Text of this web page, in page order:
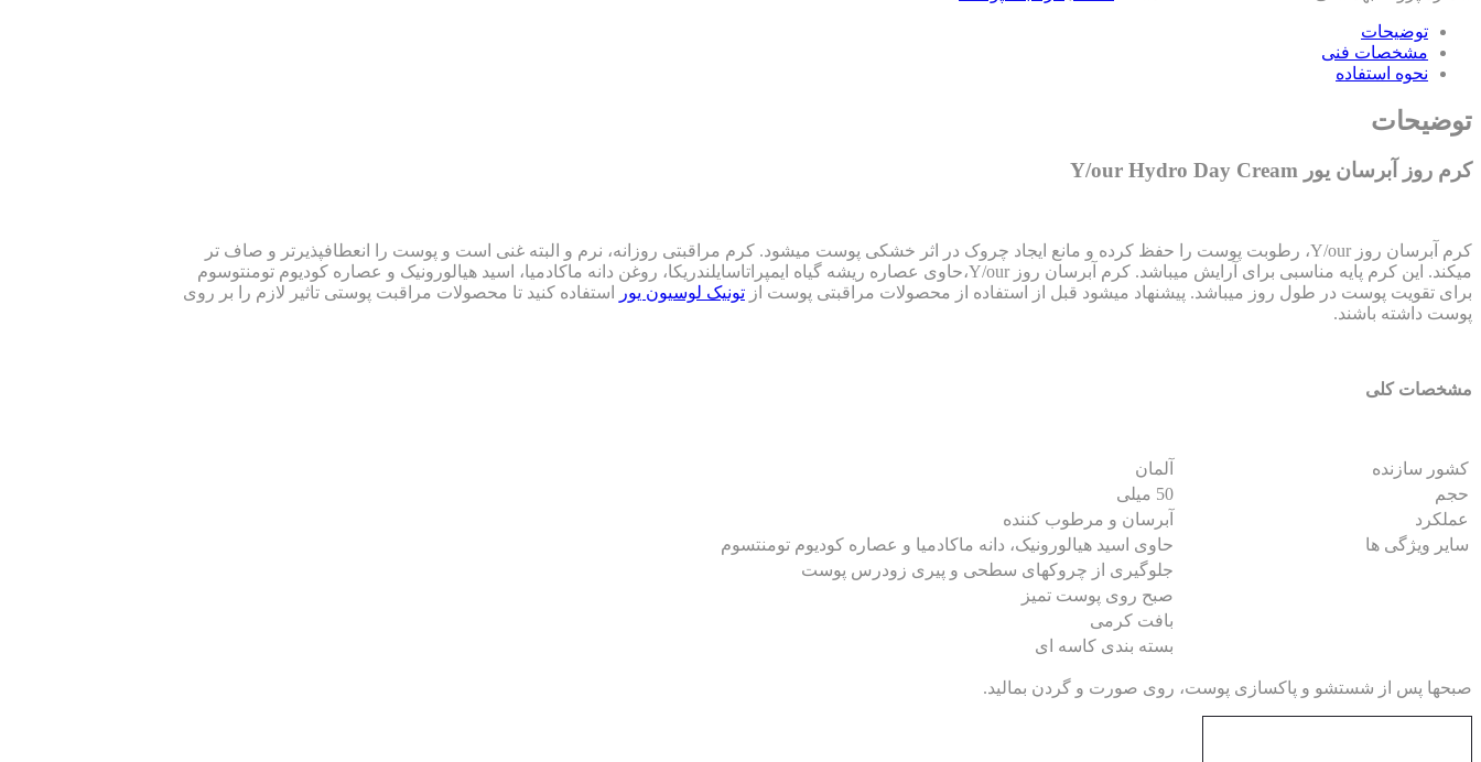
توضیحات
مشخصات فنی
نحوه استفاده
توضیحات
کرم روز آبرسان یور Y/our Hydro Day Cream
کرم آبرسان روز Y/our، رطوبت پوست را حفظ کرده و مانع ایجاد چروک در اثر خشکی پوست می­شود. کرم مراقبتی روزانه، نرم و البته غنی است و پوست را انعطاف­پذیرتر و صاف تر
می­کند. این کرم پایه مناسبی برای آرایش می­باشد. کرم آبرسان روز Y/our،حاوی عصاره ریشه گیاه ایمپراتاسایلندریکا، روغن دانه ماکادمیا، اسید هیالورونیک و عصاره کودیوم تومنتوسوم
برای تقویت پوست در طول روز میباشد. پیشنهاد میشود قبل از استفاده از محصولات مراقبتی پوست از تونیک لوسیون یور
استفاده کنید تا محصولات مراقبت پوستی تاثیر لازم را بر روی
پوست داشته باشند.
مشخصات کلی
کشور سازنده
آلمان
حجم
50 میلی
عملکرد
آبرسان و مرطوب کننده
سایر ویژگی ها
حاوی اسید هیالورونیک، دانه ماکادمیا و عصاره کودیوم تومنتسوم
جلوگیری از چروکهای سطحی و پیری زودرس پوست
صبح روی پوست تمیز
بافت کرمی
بسته بندی کاسه ای
صبحها پس از شستشو و پاکسازی پوست، روی صورت و گردن بمالید.